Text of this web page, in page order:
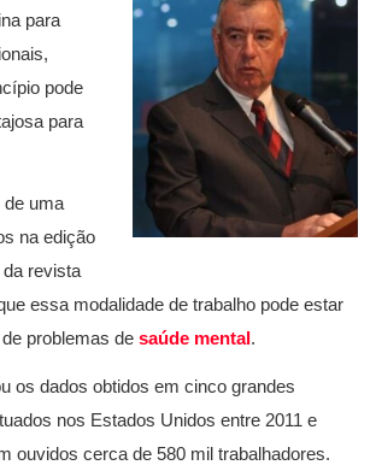
para
pode
para
de uma
na edição
da revista
essa modalidade de trabalho pode estar
problemas de saúde mental.
os dados obtidos em cinco grandes
nos Estados Unidos entre 2011 e
ouvidos cerca de 580 mil trabalhadores.